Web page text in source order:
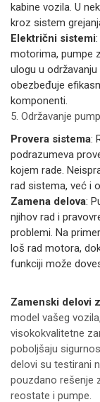
kabine vozila. U
kroz sistem
Električni sistemi
motorima, pumpe
ulogu u
obezbeđuje
komponenti.
5. Održavanje
Provera sistema:
podrazumeva
kojem rade.
rad sistema, već i
Zamena delova:
njihov rad i
problemi. Na
loš rad motora,
funkciji može
Zamenski delovi
model vašeg
visokokvalitetne
poboljšaju
delovi su testirani
pouzdano rešenje
reostate i pumpe.